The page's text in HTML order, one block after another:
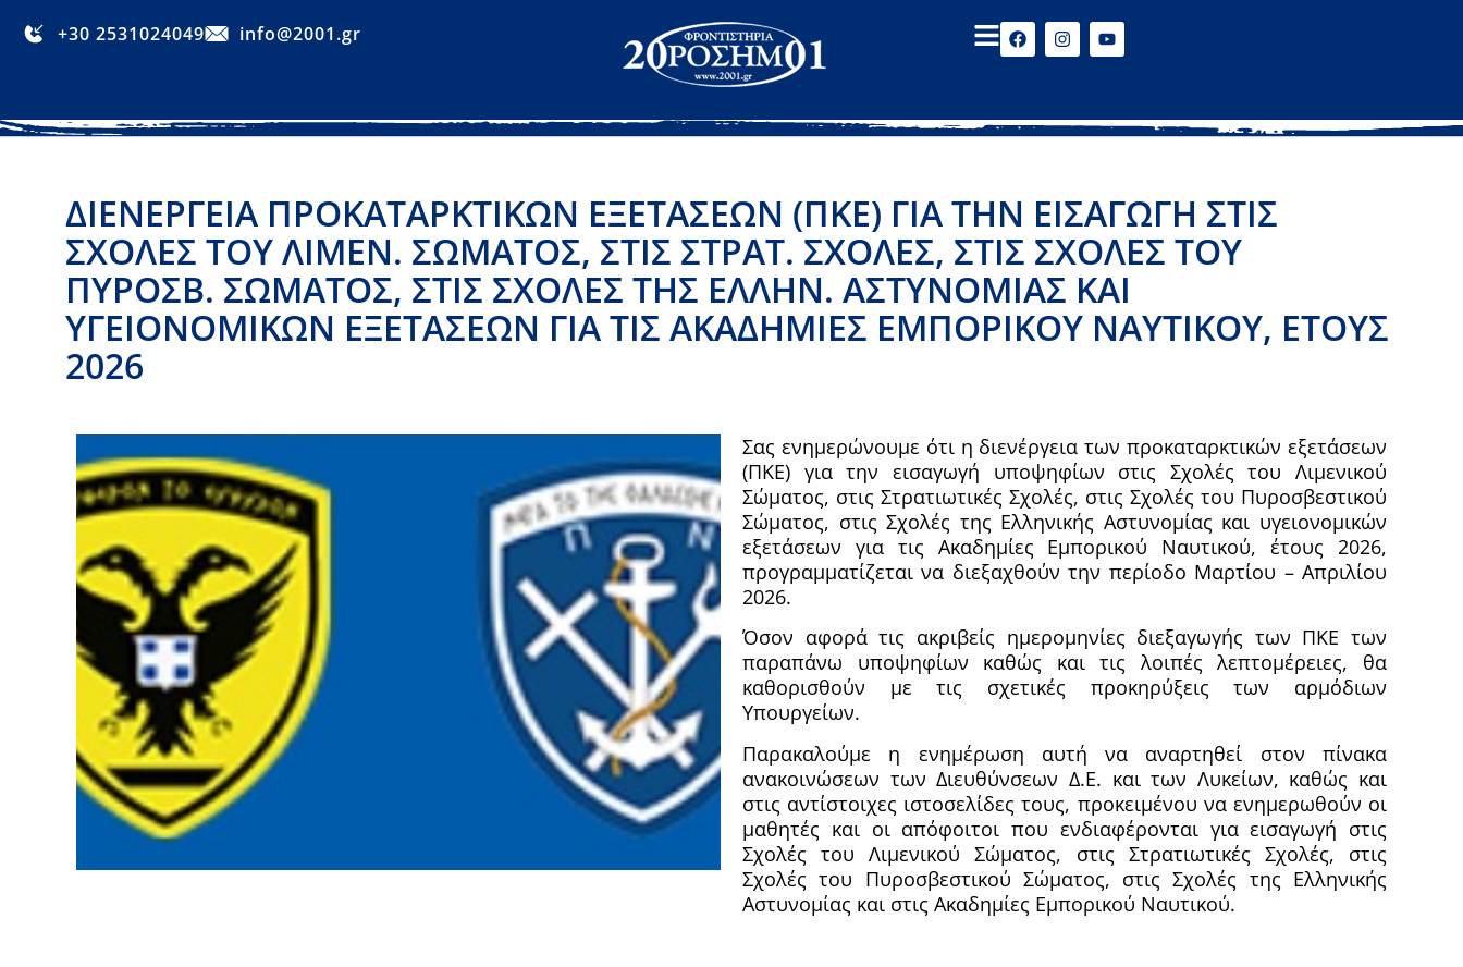
+30 2531024049 info@2001.gr
ΔΙΕΝΈΡΓΕΙΑ ΠΡΟΚΑΤΑΡΚΤΙΚΏΝ ΕΞΕΤΆΣΕΩΝ (ΠΚΕ) ΓΙΑ ΤΗΝ ΕΙΣΑΓΩΓΉ ΣΤΙΣ
ΣΧΟΛΈΣ ΤΟΥ ΛΙΜΕΝ. ΣΏΜΑΤΟΣ, ΣΤΙΣ ΣΤΡΑΤ. ΣΧΟΛΈΣ, ΣΤΙΣ ΣΧΟΛΈΣ ΤΟΥ
ΠΥΡΟΣΒ. ΣΏΜΑΤΟΣ, ΣΤΙΣ ΣΧΟΛΈΣ ΤΗΣ ΕΛΛΗΝ. ΑΣΤΥΝΟΜΊΑΣ ΚΑΙ
ΥΓΕΙΟΝΟΜΙΚΏΝ ΕΞΕΤΆΣΕΩΝ ΓΙΑ ΤΙΣ ΑΚΑΔΗΜΊΕΣ ΕΜΠΟΡΙΚΟΎ ΝΑΥΤΙΚΟΎ, ΈΤΟΥΣ
2026
Σας ενημερώνουμε ότι η διενέργεια των προκαταρκτικών εξετάσεων
(ΠΚΕ) για την εισαγωγή υποψηφίων στις Σχολές του Λιμενικού
Σώματος, στις Στρατιωτικές Σχολές, στις Σχολές του Πυροσβεστικού
Σώματος, στις Σχολές της Ελληνικής Αστυνομίας και υγειονομικών
εξετάσεων για τις Ακαδημίες Εμπορικού Ναυτικού, έτους 2026,
προγραμματίζεται να διεξαχθούν την περίοδο Μαρτίου – Απριλίου
2026.
Όσον αφορά τις ακριβείς ημερομηνίες διεξαγωγής των ΠΚΕ των
παραπάνω υποψηφίων καθώς και τις λοιπές λεπτομέρειες, θα
καθορισθούν με τις σχετικές προκηρύξεις των αρμόδιων
Υπουργείων.
Παρακαλούμε η ενημέρωση αυτή να αναρτηθεί στον πίνακα
ανακοινώσεων των Διευθύνσεων Δ.Ε. και των Λυκείων, καθώς και
στις αντίστοιχες ιστοσελίδες τους, προκειμένου να ενημερωθούν οι
μαθητές και οι απόφοιτοι που ενδιαφέρονται για εισαγωγή στις
Σχολές του Λιμενικού Σώματος, στις Στρατιωτικές Σχολές, στις
Σχολές του Πυροσβεστικού Σώματος, στις Σχολές της Ελληνικής
Αστυνομίας και στις Ακαδημίες Εμπορικού Ναυτικού.